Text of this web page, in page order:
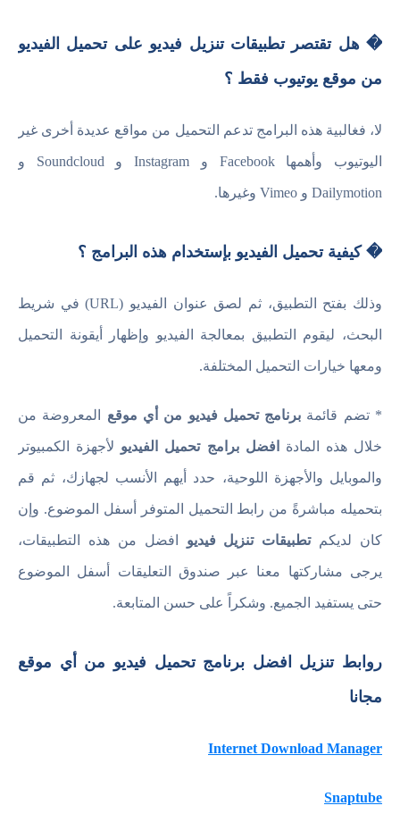
� هل تقتصر تطبيقات تنزيل فيديو على تحميل الفيديو
من موقع يوتيوب فقط ؟
لا، فغالبية هذه البرامج تدعم التحميل من مواقع عديدة أخرى غير
اليوتيوب وأهمها Facebook و Instagram و Soundcloud و
Dailymotion و Vimeo وغيرها.
� كيفية تحميل الفيديو بإستخدام هذه البرامج ؟
وذلك بفتح التطبيق، ثم لصق عنوان الفيديو (URL) في شريط
البحث، ليقوم التطبيق بمعالجة الفيديو وإظهار أيقونة التحميل
ومعها خيارات التحميل المختلفة.
* تضم قائمة برنامج تحميل فيديو من أي موقع المعروضة من
خلال هذه المادة افضل برامج تحميل الفيديو لأجهزة الكمبيوتر
والموبايل والأجهزة اللوحية، حدد أيهم الأنسب لجهازك، ثم قم
بتحميله مباشرةً من رابط التحميل المتوفر أسفل الموضوع. وإن
كان لديكمتطبيقات تنزيل فيديو افضل من هذه التطبيقات،
يرجى مشاركتها معنا عبر صندوق التعليقات أسفل الموضوع
حتى يستفيد الجميع. وشكراً على حسن المتابعة.
روابط تنزيل افضل برنامج تحميل فيديو من أي موقع
مجانا
Internet Download Manager
Snaptube